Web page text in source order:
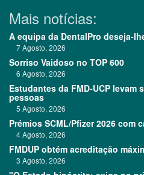
Mais notícias:
A equipa da DentalPro deseja-
7 Agosto, 2026
Sorriso Vaidoso no TOP 600
6 Agosto, 2026
Estudantes da FMD-UCP levam
pessoas
5 Agosto, 2026
Prémios SCML/Pfizer 2026 com
4 Agosto, 2026
FMDUP obtém acreditação
3 Agosto, 2026